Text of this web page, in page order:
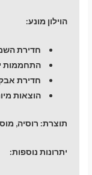
הוילון מונע:
חדירת
התחממות
חדירת
הוצאות
תוצרת: רוסיה,
יתרונות נוספות: